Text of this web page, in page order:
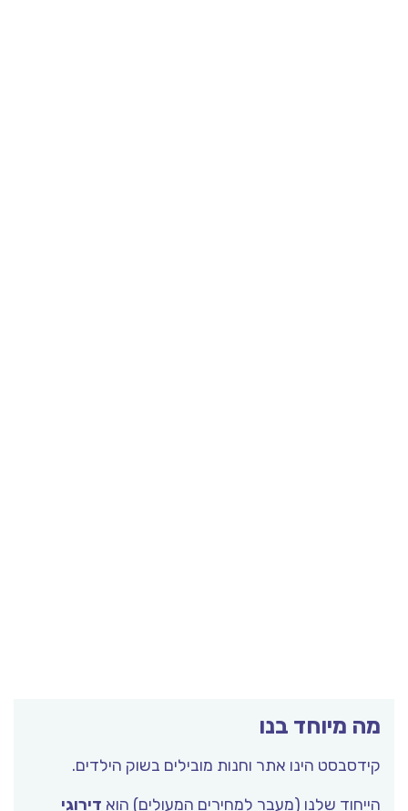
מה מיוחד בנו
קידסבסט הינו אתר וחנות מובילים בשוק הילדים.
הייחוד שלנו (מעבר למחירים המעולים) הוא דירוגי